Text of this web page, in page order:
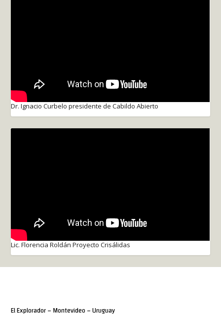
Dr. Ignacio Curbelo presidente de Cabildo Abierto
Lic. Florencia Roldán Proyecto Crisálidas
El Explorador – Montevideo – Uruguay